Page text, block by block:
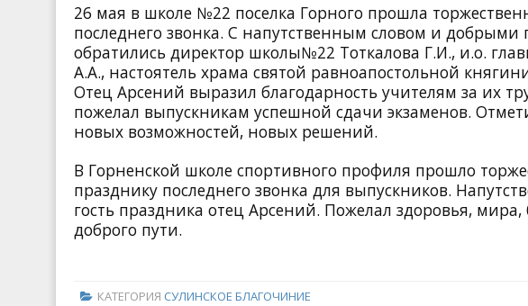
26 мая в школе №22 поселка Горного прошла
последнего звонка. С напутственным словом и
обратились директор школы№22 Тоткалова Г.И., и.о.
А.А., настоятель храма святой равноапостольной
Отец Арсений выразил благодарность учителям за их
пожелал выпускникам успешной сдачи экзаменов.
новых возможностей, новых решений.
В Горненской школе спортивного профиля прошло
празднику последнего звонка для выпускников.
гость праздника отец Арсений. Пожелал здоровья,
доброго пути.
КАТЕГОРИЯ СУЛИНСКОЕ БЛАГОЧИНИЕ